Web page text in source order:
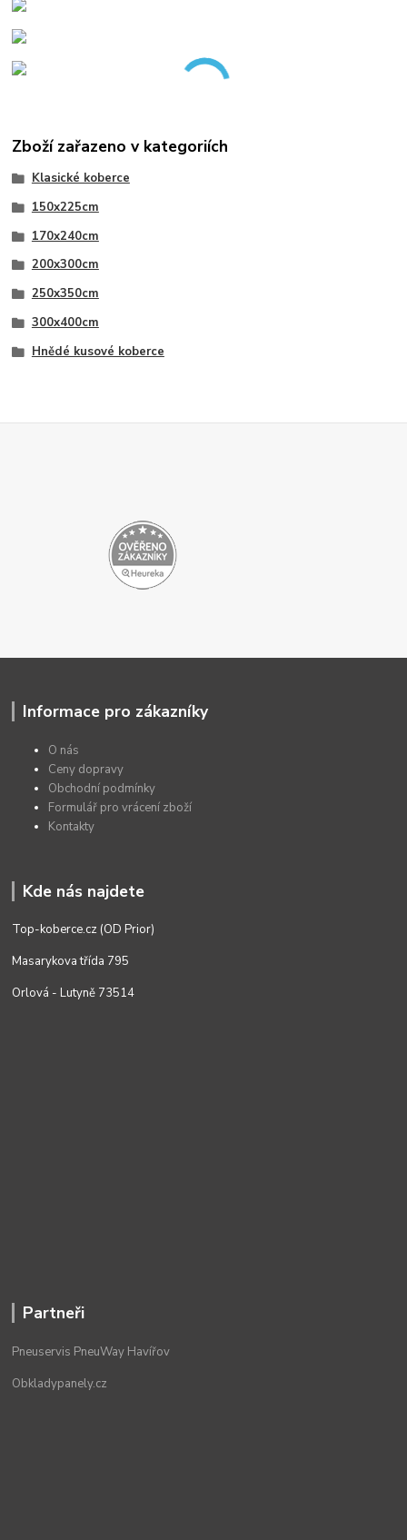
Zboží zařazeno v kategoriích
Klasické koberce
150x225cm
170x240cm
200x300cm
250x350cm
300x400cm
Hnědé kusové koberce
Informace pro zákazníky
O nás
Ceny dopravy
Obchodní podmínky
Formulář pro vrácení zboží
Kontakty
Kde nás najdete
Top-koberce.cz (OD Prior)
Masarykova třída 795
Orlová - Lutyně 73514
Partneři
Pneuservis PneuWay Havířov
Obkladypanely.cz